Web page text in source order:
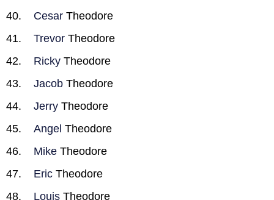
Cesar Theodore
Trevor Theodore
Ricky Theodore
Jacob Theodore
Jerry Theodore
Angel Theodore
Mike Theodore
Eric Theodore
Louis Theodore